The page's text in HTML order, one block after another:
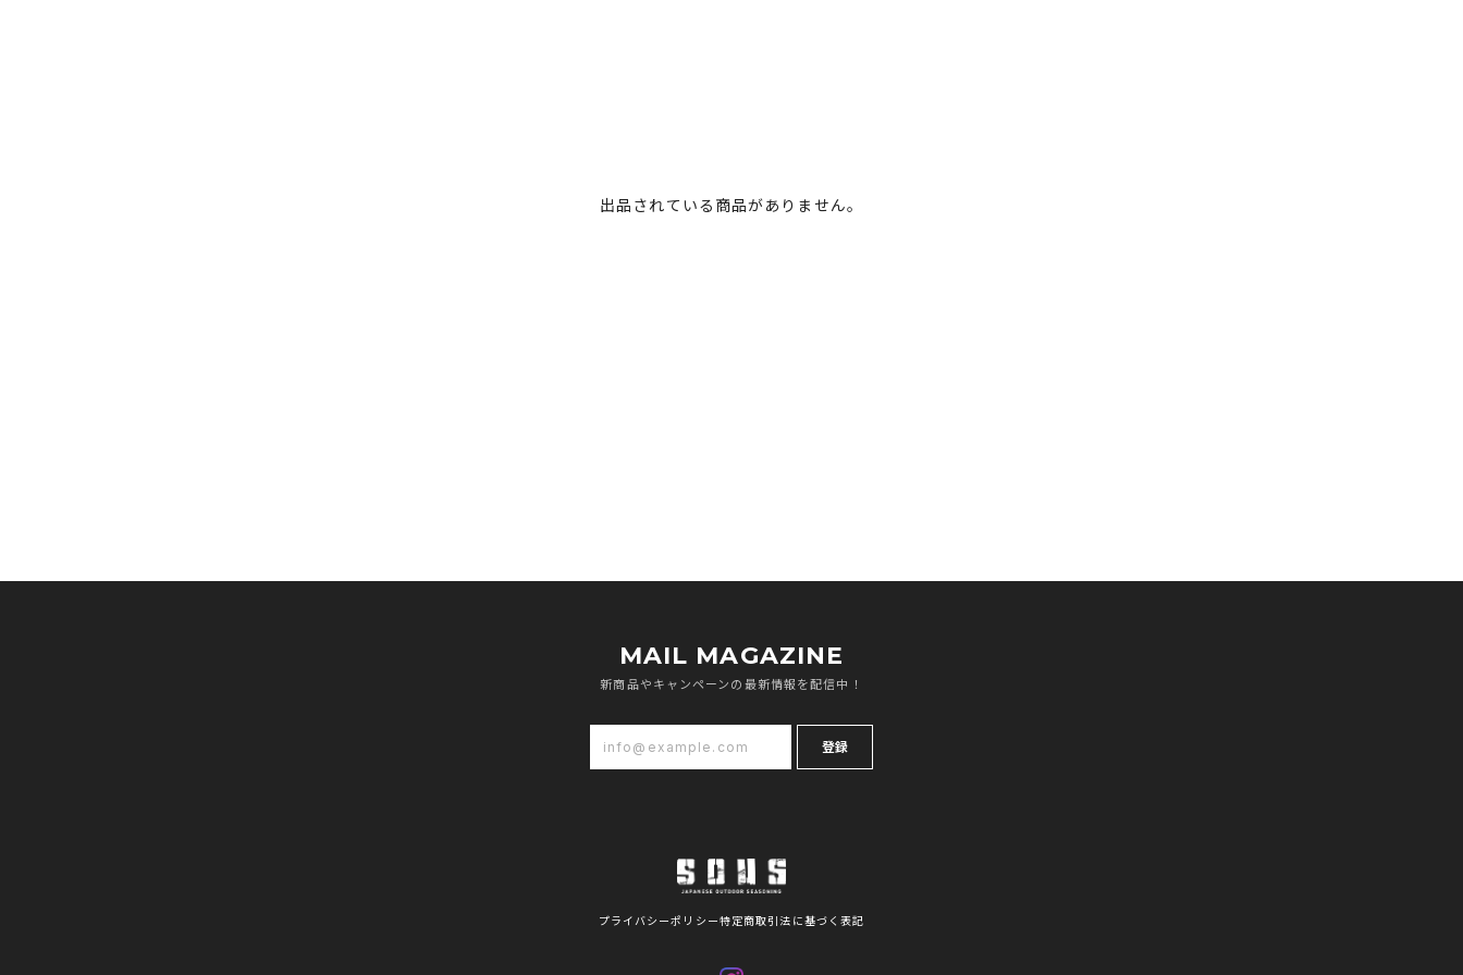
出品されている商品がありません。
MAIL MAGAZINE
新商品やキャンペーンの最新情報を配信中！
登録
プライバシーポリシー特定商取引法に基づく表記